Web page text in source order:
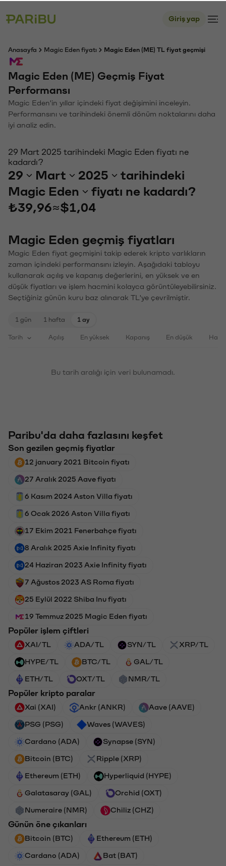
Giriş yap
Anasayfa Magic Eden fiyatı Magic Eden (ME) TL fiyat geçmişi
Magic Eden (ME) Geçmiş Fiyat
Performansı
Magic Eden'in yıllar içindeki fiyat değişimini inceleyin.
Performansını ve tarihindeki önemli dönüm noktalarını daha
iyi analiz edin.
29 Mart 2025 tarihindeki Magic Eden fiyatı ne
kadardı?
29 Mart 2025
tarihindeki
Magic Eden
fiyatı ne kadardı?
₺39,96≈$1,04
Magic Eden geçmiş fiyatları
Magic Eden fiyat geçmişini takip ederek kripto varlıkların
zaman içindeki performansını izleyin. Aşağıdaki tabloyu
kullanarak açılış ve kapanış değerlerini, en yüksek ve en
düşük fiyatları ve işlem hacmini kolayca görüntüleyebilirsiniz.
Seçtiğiniz günün kuru baz alınarak TL'ye çevrilmiştir.
1 gün 1 hafta 1 ay
Tarih Açılış En yüksek Kapanış En düşük
Bu tarih aralığı için veri bulunamadı.
Paribu'da daha fazlasını keşfet
Son gezilen geçmiş fiyatlar
12 january 2021 Bitcoin fiyatı
27 Aralık 2025 Aave fiyatı
6 Kasım 2024 Aston Villa fiyatı
6 Ocak 2026 Aston Villa fiyatı
17 Ekim 2021 Fenerbahçe fiyatı
8 Aralık 2025 Axie Infinity fiyatı
24 Haziran 2023 Axie Infinity fiyatı
7 Ağustos 2023 AS Roma fiyatı
25 Eylül 2022 Shiba Inu fiyatı
19 Temmuz 2025 Magic Eden fiyatı
Popüler işlem çiftleri
XAI/TL ADA/TL SYN/TL XRP/TL
HYPE/TL BTC/TL GAL/TL
ETH/TL OXT/TL NMR/TL
Popüler kripto paralar
Xai (XAI) Ankr (ANKR) Aave (AAVE)
PSG (PSG) Waves (WAVES)
Cardano (ADA) Synapse (SYN)
Bitcoin (BTC) Ripple (XRP)
Ethereum (ETH) Hyperliquid (HYPE)
Galatasaray (GAL) Orchid (OXT)
Numeraire (NMR) Chiliz (CHZ)
Günün öne çıkanları
Bitcoin (BTC) Ethereum (ETH)
Cardano (ADA) Bat (BAT)